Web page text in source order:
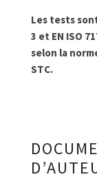
Les tests
3 et EN ISO
selon la
STC.